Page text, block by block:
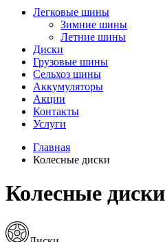
Легковые шины
Зимние шины
Летние шины
Диски
Грузовые шины
Сельхоз шины
Аккумуляторы
Акции
Контакты
Услуги
Главная
Колесные диски
Колесные